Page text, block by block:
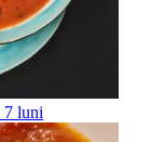
7 luni